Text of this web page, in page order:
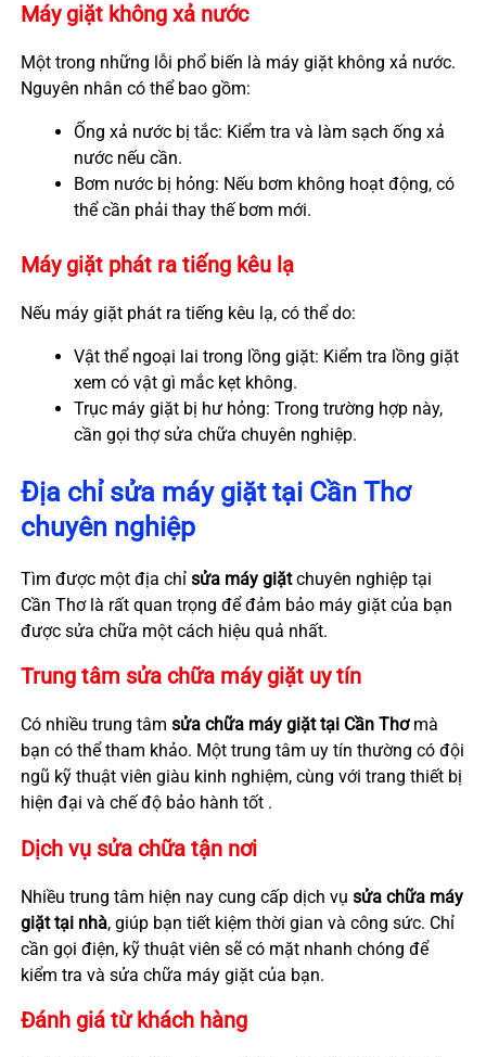
Máy giặt không xả nước
Một trong những lỗi phổ biến là máy giặt không xả nước.
Nguyên nhân có thể bao gồm:
Ống xả nước bị tắc: Kiểm tra và làm sạch ống xả
nước nếu cần.
Bơm nước bị hỏng: Nếu bơm không hoạt động, có
thể cần phải thay thế bơm mới.
Máy giặt phát ra tiếng kêu lạ
Nếu máy giặt phát ra tiếng kêu lạ, có thể do:
Vật thể ngoại lai trong lồng giặt: Kiểm tra lồng giặt
xem có vật gì mắc kẹt không.
Trục máy giặt bị hư hỏng: Trong trường hợp này,
cần gọi thợ sửa chữa chuyên nghiệp.
Địa chỉ sửa máy giặt tại Cần Thơ
chuyên nghiệp
Tìm được một địa chỉsửa máy giặtchuyên nghiệp tại
Cần Thơ là rất quan trọng để đảm bảo máy giặt của bạn
được sửa chữa một cách hiệu quả nhất.
Trung tâm sửa chữa máy giặt uy tín
Có nhiều trung tâm sửa chữa máy giặt tại Cần Thơmà
bạn có thể tham khảo. Một trung tâm uy tín thường có đội
ngũ kỹ thuật viên giàu kinh nghiệm, cùng với trang thiết bị
hiện đại và chế độ bảo hành tốt .
Dịch vụ sửa chữa tận nơi
Nhiều trung tâm hiện nay cung cấp dịch vụ sửa chữa máy
giặt tại nhà, giúp bạn tiết kiệm thời gian và công sức. Chỉ
cần gọi điện, kỹ thuật viên sẽ có mặt nhanh chóng để
kiểm tra và sửa chữa máy giặt của bạn.
Đánh giá từ khách hàng